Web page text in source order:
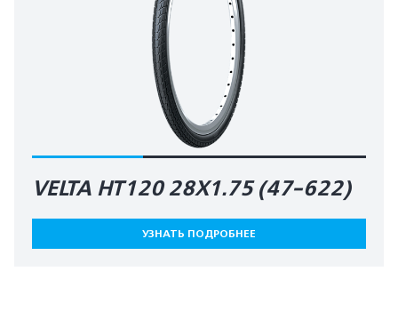
VELTA HT120 28X1.75 (47-622)
УЗНАТЬ ПОДРОБНЕЕ